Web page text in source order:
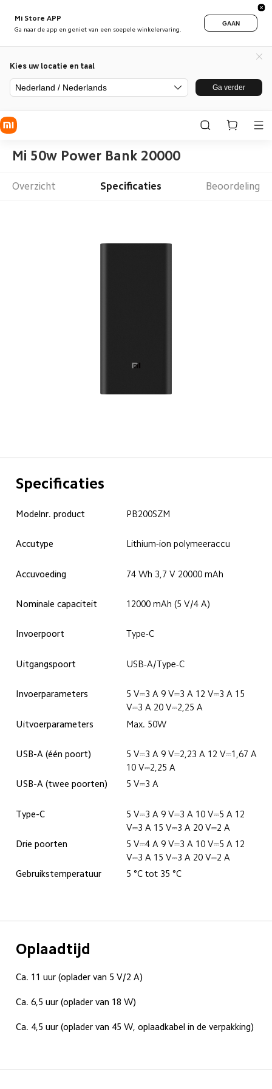
Mi Store APP
Ga naar de app en geniet van een soepele winkelervaring.
GAAN
Kies uw locatie en taal
Nederland / Nederlands Ga verder
Mi 50w Power Bank 20000
Overzicht Specificaties Beoordeling
Specificaties
Modelnr. product PB200SZM
Accutype Lithium-ion polymeeraccu
Accuvoeding 74 Wh 3,7 V 20000 mAh
Nominale capaciteit 12000 mAh (5 V/4 A)
Invoerpoort Type-C
Uitgangspoort USB-A/Type-C
Invoerparameters
5 V⎓3 A 9 V⎓3 A 12 V⎓3 A 15
V⎓3 A 20 V⎓2,25 A
Uitvoerparameters
Max. 50W
USB-A (één poort)
5 V⎓3 A 9 V⎓2,23 A 12 V⎓1,67 A
10 V⎓2,25 A
USB-A (twee poorten)
5 V⎓3 A
Type-C
5 V⎓3 A 9 V⎓3 A 10 V⎓5 A 12
V⎓3 A 15 V⎓3 A 20 V⎓2 A
Drie poorten
5 V⎓4 A 9 V⎓3 A 10 V⎓5 A 12
V⎓3 A 15 V⎓3 A 20 V⎓2 A
Gebruikstemperatuur
5 °C tot 35 °C
Oplaadtijd
Ca. 11 uur (oplader van 5 V/2 A)
Ca. 6,5 uur (oplader van 18 W)
Ca. 4,5 uur (oplader van 45 W, oplaadkabel in de verpakking)